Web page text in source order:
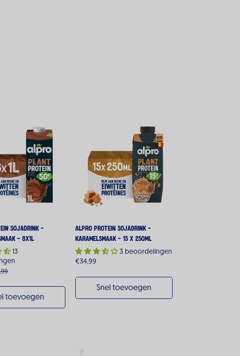
Sojadrink -
- 8x1L
13
toevoegen
Alpro Protein Sojadrink -
Karamelsmaak - 15 x 250ML
3 beoordelingen
Normale
€34,99
Snel toevoegen